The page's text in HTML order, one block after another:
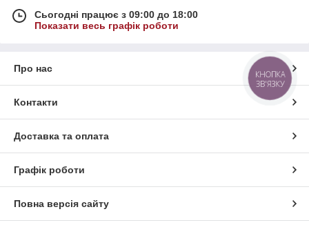
Сьогодні працює з 09:00 до 18:00
Показати весь графік роботи
Про нас
Контакти
Доставка та оплата
Графік роботи
Повна версія сайту
КНОПКА
ЗВ'ЯЗКУ